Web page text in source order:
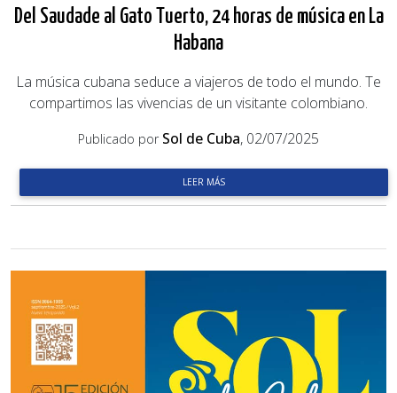
Del Saudade al Gato Tuerto, 24 horas de música en La
Habana
La música cubana seduce a viajeros de todo el mundo. Te
compartimos las vivencias de un visitante colombiano.
Publicado por Sol de Cuba, 02/07/2025
LEER MÁS